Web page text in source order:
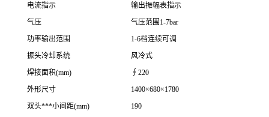
电流指示
输出振幅表指示
气压
气压范围1-7bar
功率输出范围
1-6档连续可调
振头冷却系统
风冷式
焊接面积(mm)
∮220
外形尺寸
1400×680×1780
双头***小间距(mm)
190